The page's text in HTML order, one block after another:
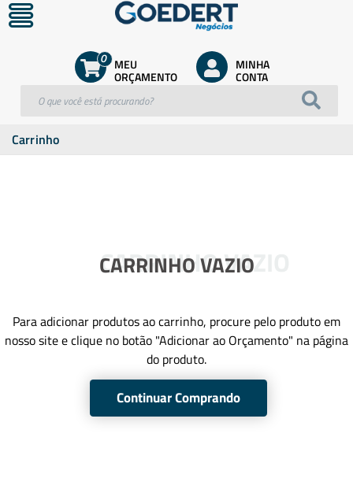
MEU
ORÇAMENTO
0 MINHA
CONTA
Carrinho
CARRINHO VAZIO
CARRINHO VAZIO
Para adicionar produtos ao carrinho, procure pelo produto em
nosso site e clique no botão "Adicionar ao Orçamento" na página
do produto.
Continuar Comprando